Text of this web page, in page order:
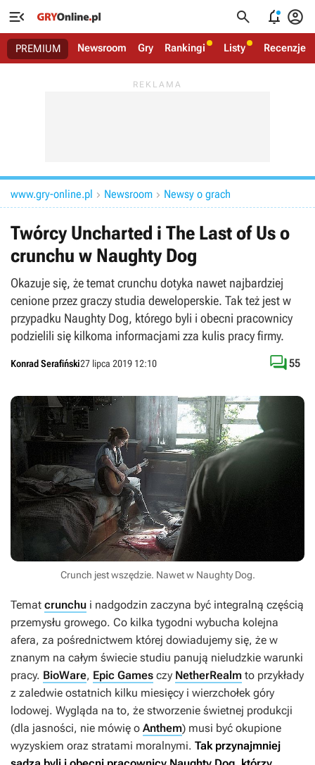
   
PREMIUM Newsroom Gry Rankingi Listy Recenzje
www.gry-online.pl  Newsroom  Newsy o grach
Twórcy Uncharted i The Last of Us o
crunchu w Naughty Dog
Okazuje się, że temat crunchu dotyka nawet najbardziej
cenione przez graczy studia deweloperskie. Tak też jest w
przypadku Naughty Dog, którego byli i obecni pracownicy
podzielili się kilkoma informacjami zza kulis pracy firmy.
Konrad Serafiński27 lipca 2019 12:10 55
Crunch jest wszędzie. Nawet w Naughty Dog.
Temat crunchu i nadgodzin zaczyna być integralną częścią
przemysłu growego. Co kilka tygodni wybucha kolejna
afera, za pośrednictwem której dowiadujemy się, że w
znanym na całym świecie studiu panują nieludzkie warunki
pracy. BioWare, Epic Games czy NetherRealm to przykłady
z zaledwie ostatnich kilku miesięcy i wierzchołek góry
lodowej. Wygląda na to, że stworzenie świetnej produkcji
(dla jasności, nie mówię o Anthem) musi być okupione
wyzyskiem oraz stratami moralnymi. Tak przynajmniej